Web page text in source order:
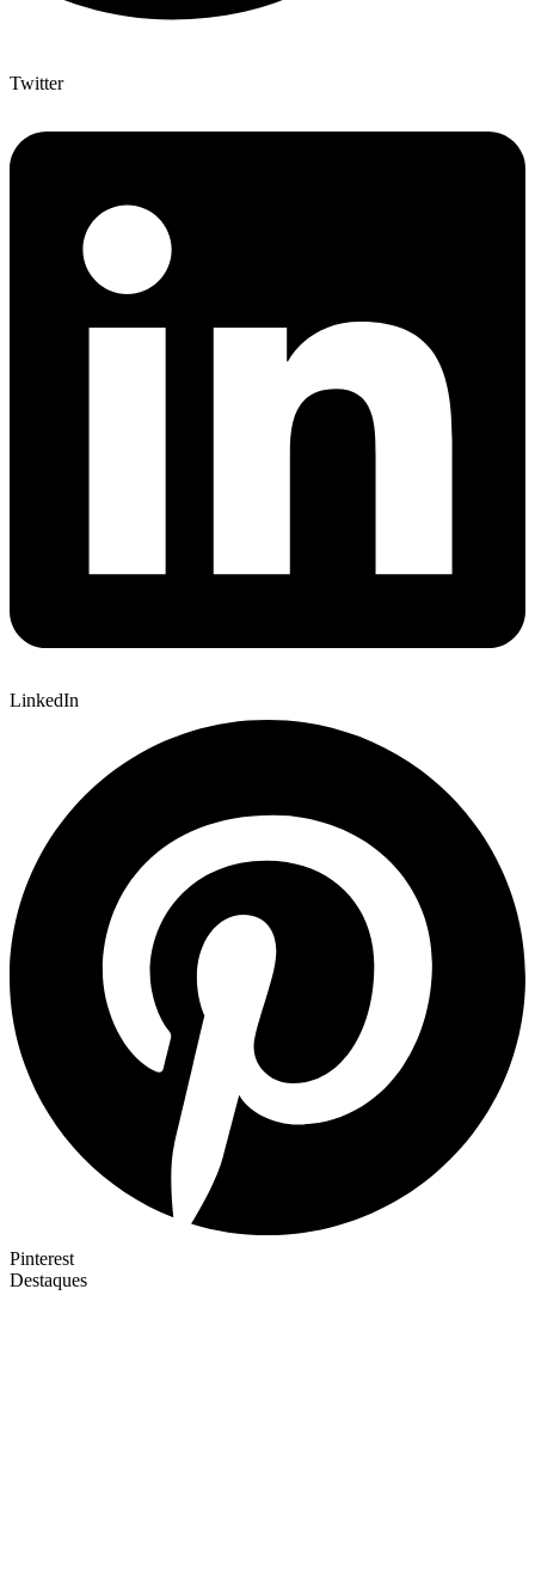
Twitter
LinkedIn
Pinterest
Destaques